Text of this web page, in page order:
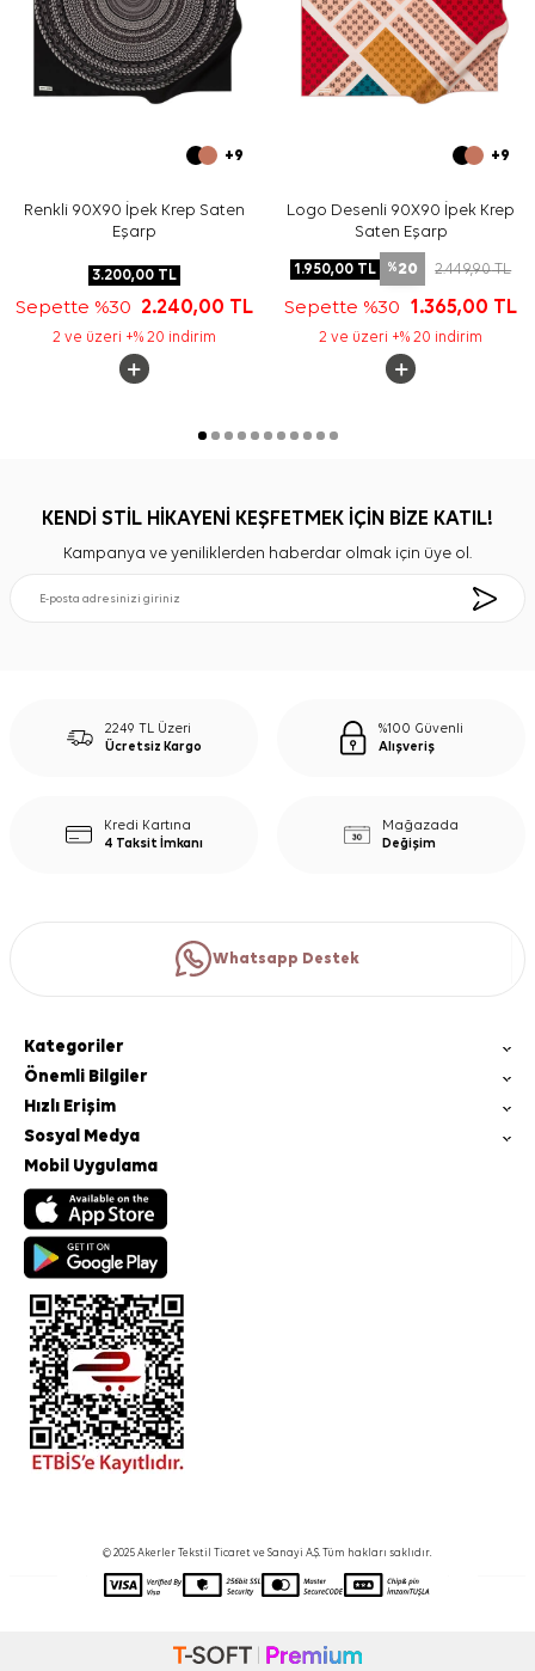
+9
Renkli 90X90 İpek Krep Saten
Eşarp
3.200,00TL
Sepette %30 2.240,00 TL
2 ve üzeri +% 20 indirim
+9
Logo Desenli 90X90 İpek Krep
Saten Eşarp
1.950,00 TL %20 2.449,90TL
Sepette %30 1.365,00 TL
2 ve üzeri +% 20 indirim
KENDİ STİL HİKAYENİ KEŞFETMEK İÇİN BİZE KATIL!
Kampanya ve yeniliklerden haberdar olmak için üye ol.
2249 TL Üzeri
Ücretsiz Kargo
%100 Güvenli
Alışveriş
Kredi Kartına
4 Taksit İmkanı
Mağazada
Değişim
Whatsapp Destek
Kategoriler
Önemli Bilgiler
Hızlı Erişim
Sosyal Medya
Mobil Uygulama
© 2025 Akerler Tekstil Ticaret ve Sanayi A.Ş. Tüm hakları saklıdır.